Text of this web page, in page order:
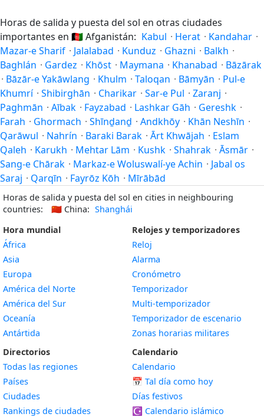
Horas de salida y puesta del sol en otras ciudades
importantes en 🇦🇫Afganistán: Kabul · Herat · Kandahar ·
Mazar-e Sharif · Jalalabad · Kunduz · Ghazni · Balkh ·
Baghlán · Gardez · Khōst · Maymana · Khanabad · Bāzārak
· Bāzār-e Yakāwlang · Khulm · Taloqan · Bāmyān · Pul-e
Khumrí · Shibirghān · Charikar · Sar-e Pul · Zaranj ·
Paghmān · Aībak · Fayzabad · Lashkar Gāh · Gereshk ·
Farah · Ghormach · Shīnḏanḏ · Andkhōy · Khān Neshīn ·
Qarāwul · Nahrín · Baraki Barak · Ārt Khwājah · Eslam
Qaleh · Karukh · Mehtar Lām · Kushk · Shahrak · Āsmār ·
Sang-e Chārak · Markaz-e Woluswalí-ye Achin · Jabal os
Saraj · Qarqīn · Fayrōz Kōh · Mīrābād
Horas de salida y puesta del sol en cities in neighbouring
countries:
🇨🇳 China: Shanghái
Hora mundial
África
Asia
Europa
América del Norte
América del Sur
Oceanía
Antártida
Directorios
Todas las regiones
Países
Ciudades
Rankings de ciudades
Relojes y temporizadores
Reloj
Alarma
Cronómetro
Temporizador
Multi-temporizador
Temporizador de escenario
Zonas horarias militares
Calendario
Calendario
📅 Tal día como hoy
Días festivos
☪️ Calendario islámico